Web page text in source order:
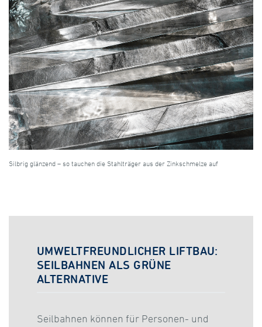
Silbrig glänzend – so tauchen die Stahlträger aus der Zinkschmelze auf
UMWELTFREUNDLICHER LIFTBAU:
SEILBAHNEN ALS GRÜNE
ALTERNATIVE
Seilbahnen können für Personen- und